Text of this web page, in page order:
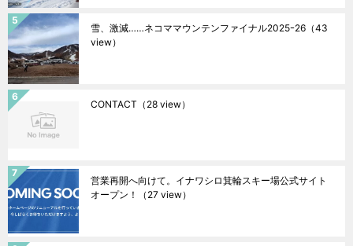
雪、激減……ネコママウンテンファイナル2025ｰ26 （43
view）
CONTACT （28 view）
営業再開へ向けて。イナワシロ箕輪スキー場公式サイト
オープン！
（27 view）